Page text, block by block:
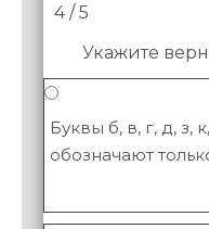
4 / 5
Укажите
Буквы б, в, г, д, з,
обозначают